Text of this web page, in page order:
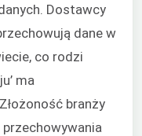
Dostawcy
dane w
co rodzi
ma
branży